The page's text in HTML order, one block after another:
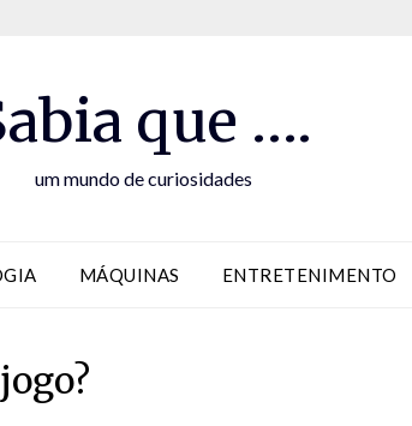
que ….
um mundo de curiosidades
MÁQUINAS ENTRETENIMENTO